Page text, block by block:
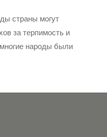
страны могут
за терпимость и
многие народы были